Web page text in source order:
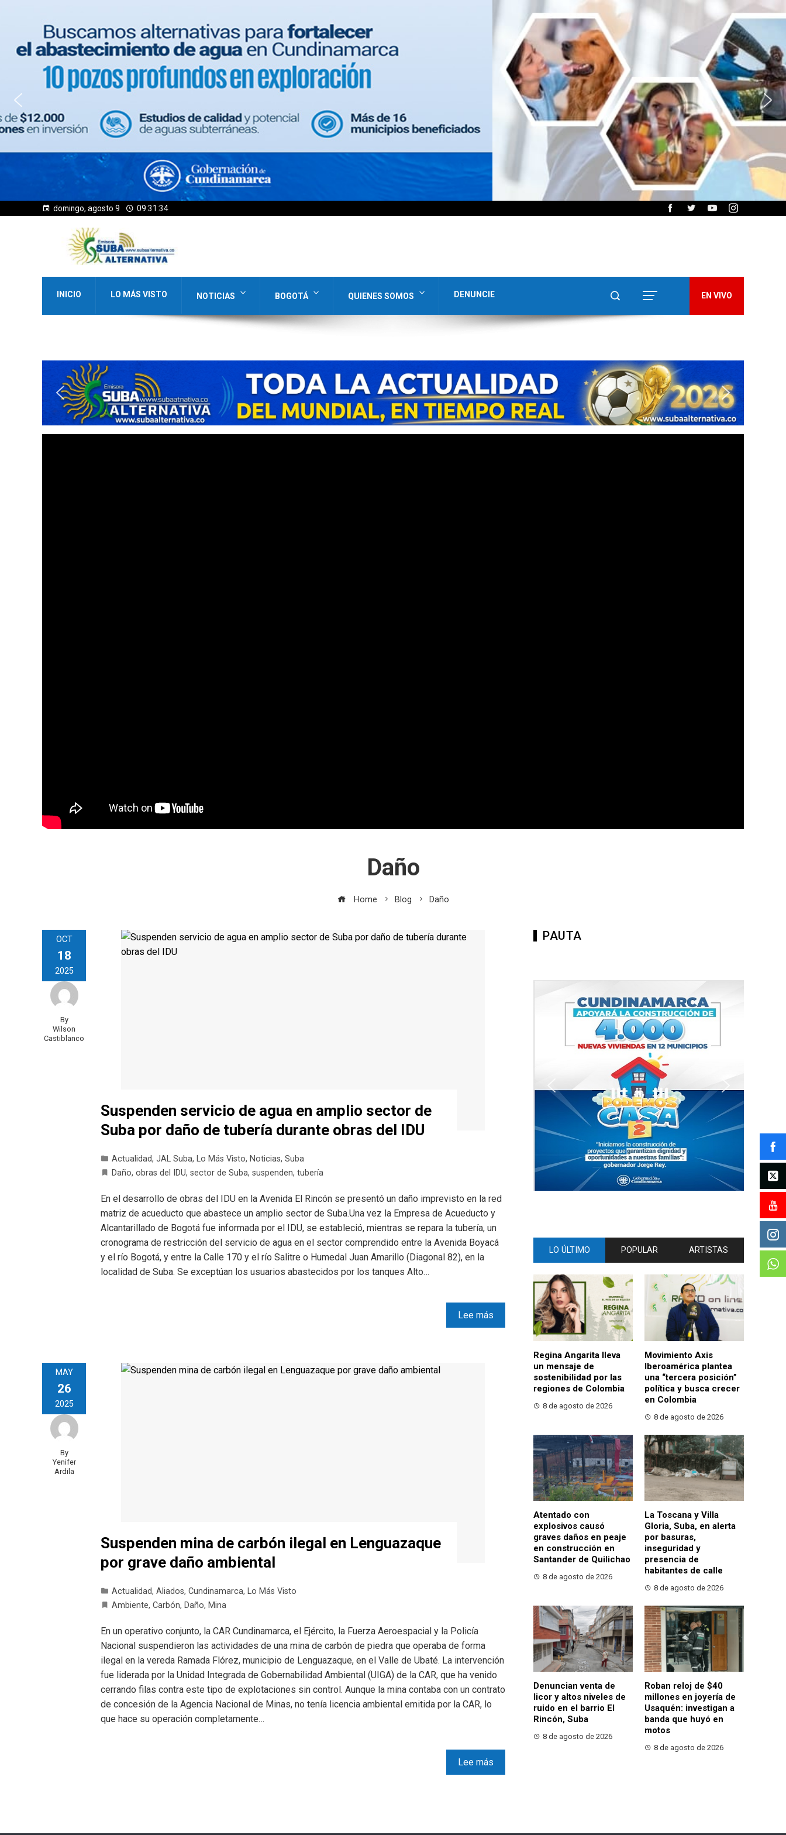
domingo, agosto 9 09:31:35
INICIO LO MÁS VISTO NOTICIAS BOGOTÁ QUIENES SOMOS DENUNCIE EN VIVO
Daño
Home Blog Daño
OCT
18
2025
By
Wilson
Castiblanco
Suspenden servicio de agua en amplio sector de
Suba por daño de tubería durante obras del IDU
Actualidad, JAL Suba, Lo Más Visto, Noticias, Suba
Daño, obras del IDU, sector de Suba, suspenden, tubería
En el desarrollo de obras del IDU en la Avenida El Rincón se presentó un daño imprevisto en la red
matriz de acueducto que abastece un amplio sector de Suba.Una vez la Empresa de Acueducto y
Alcantarillado de Bogotá fue informada por el IDU, se estableció, mientras se repara la tubería, un
cronograma de restricción del servicio de agua en el sector comprendido entre la Avenida Boyacá
y el río Bogotá, y entre la Calle 170 y el río Salitre o Humedal Juan Amarillo (Diagonal 82), en la
localidad de Suba. Se exceptúan los usuarios abastecidos por los tanques Alto…
Lee más
MAY
26
2025
By
Yenifer
Ardila
Suspenden mina de carbón ilegal en Lenguazaque
por grave daño ambiental
Actualidad, Aliados, Cundinamarca, Lo Más Visto
Ambiente, Carbón, Daño, Mina
En un operativo conjunto, la CAR Cundinamarca, el Ejército, la Fuerza Aeroespacial y la Policía
Nacional suspendieron las actividades de una mina de carbón de piedra que operaba de forma
ilegal en la vereda Ramada Flórez, municipio de Lenguazaque, en el Valle de Ubaté. La intervención
fue liderada por la Unidad Integrada de Gobernabilidad Ambiental (UIGA) de la CAR, que ha venido
cerrando filas contra este tipo de explotaciones sin control. Aunque la mina contaba con un contrato
de concesión de la Agencia Nacional de Minas, no tenía licencia ambiental emitida por la CAR, lo
que hace su operación completamente…
Lee más
PAUTA
LO ÚLTIMO POPULAR ARTISTAS
Regina Angarita lleva
un mensaje de
sostenibilidad por las
regiones de Colombia
8 de agosto de 2026
Movimiento Axis
Iberoamérica plantea
una “tercera posición”
política y busca crecer
en Colombia
8 de agosto de 2026
Atentado con
explosivos causó
graves daños en peaje
en construcción en
Santander de Quilichao
8 de agosto de 2026
La Toscana y Villa
Gloria, Suba, en alerta
por basuras,
inseguridad y
presencia de
habitantes de calle
8 de agosto de 2026
Denuncian venta de
licor y altos niveles de
ruido en el barrio El
Rincón, Suba
8 de agosto de 2026
Roban reloj de $40
millones en joyería de
Usaquén: investigan a
banda que huyó en
motos
8 de agosto de 2026